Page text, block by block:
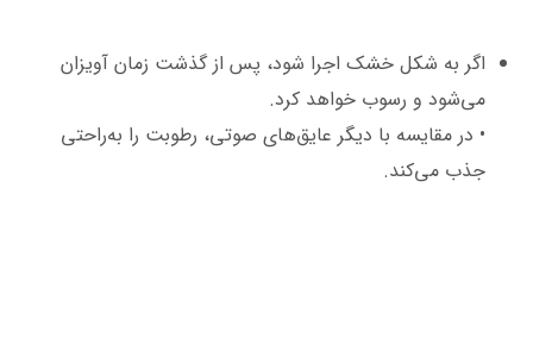
اگر به شکل خشک اجرا شود، پس از گذشت زمان آویزان
می‌شود و رسوب خواهد کرد.
• در مقایسه با دیگر عایق‌های صوتی، رطوبت را به‌راحتی
جذب می‌کند.